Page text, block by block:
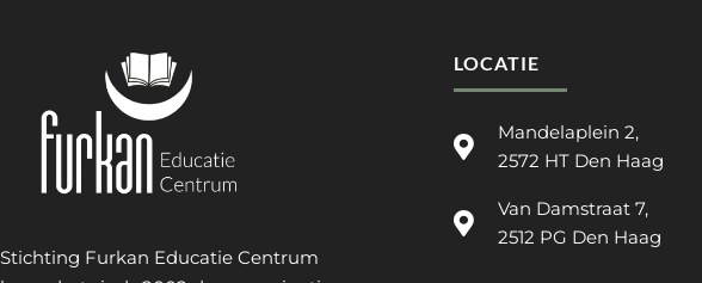
Stichting Furkan Educatie Centrum
LOCATIE
Mandelaplein 2,
2572 HT Den Haag
Van Damstraat 7,
2512 PG Den Haag